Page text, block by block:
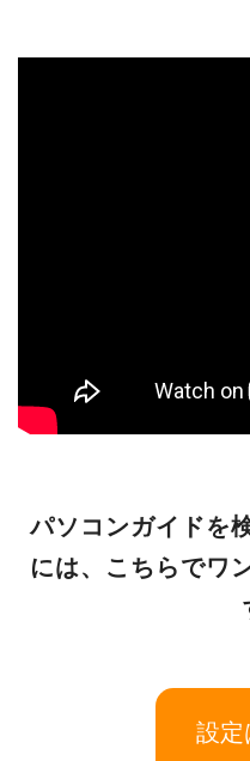
パソコンガイドを
には、こちらでワ
設定